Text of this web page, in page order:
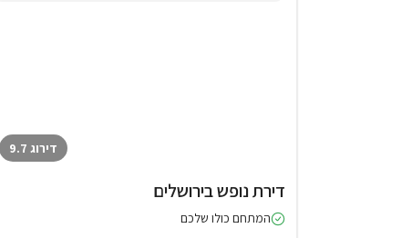
דירוג 9.7
דירת נופש בירושלים
המתחם כולו שלכם